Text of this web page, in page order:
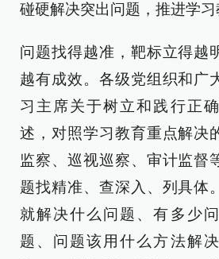
碰硬解决突出问题，推进学习
问题找得越准，靶标立得越
越有成效。各级党组织和广
习主席关于树立和践行正
述，对照学习教育重点解决
监察、巡视巡察、审计监督
题找精准、查深入、列具体
就解决什么问题、有多少
题、问题该用什么方法解